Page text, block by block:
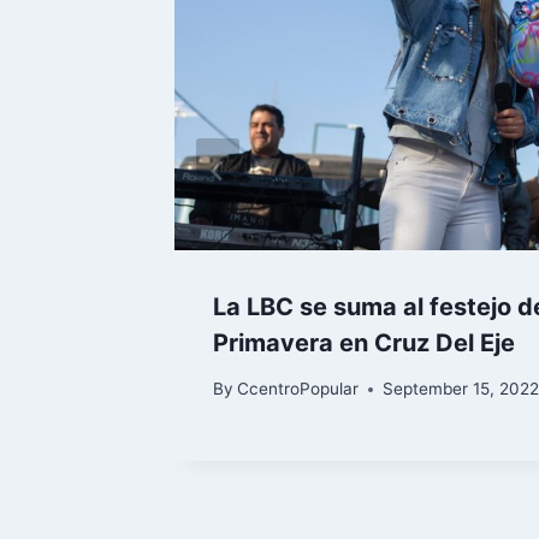
La LBC se suma al festejo
Primavera en Cruz Del Eje
By CcentroPopular September 15, 2022